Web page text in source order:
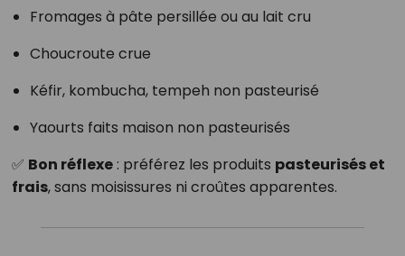
Fromages à pâte persillée ou au lait cru
Choucroute crue
Kéfir, kombucha, tempeh non pasteurisé
Yaourts faits maison non pasteurisés
✅ Bon réflexe: préférez les produits pasteurisés et
frais, sans moisissures ni croûtes apparentes.